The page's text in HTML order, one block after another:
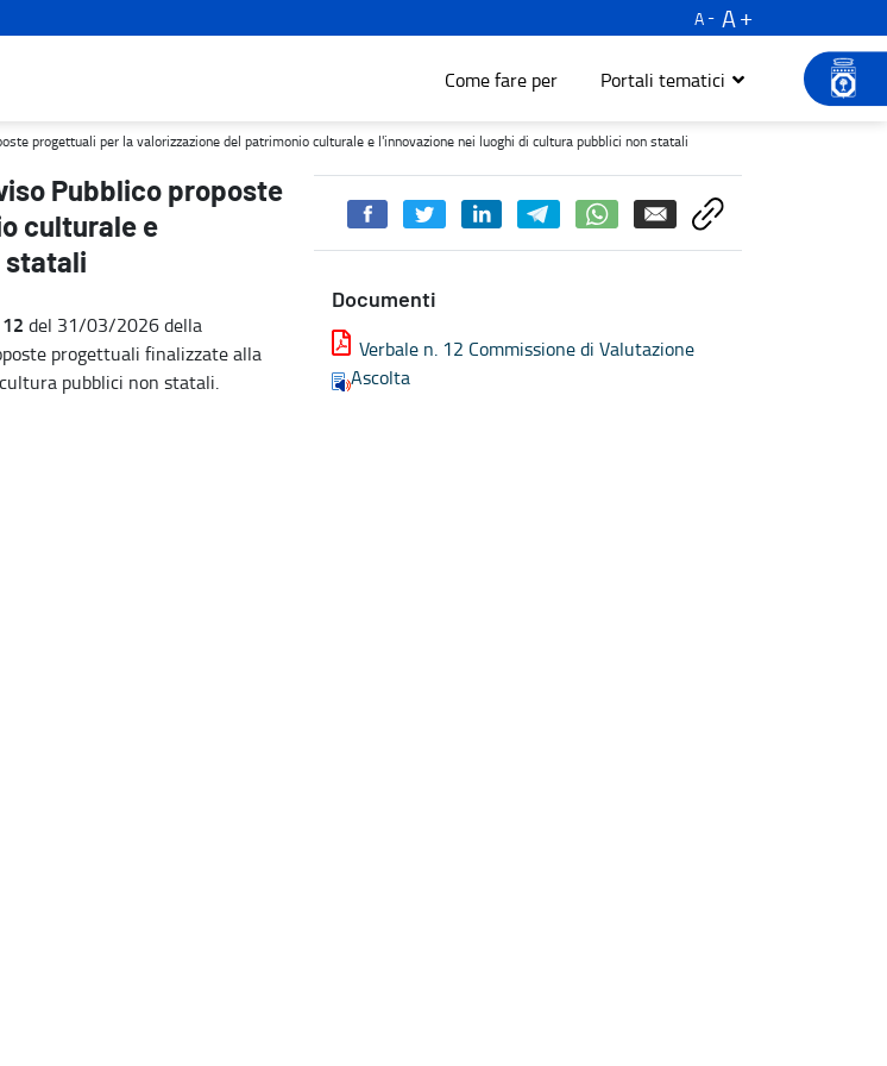
A
A
Come fare per Portali tematici
del patrimonio culturale e l'innovazione nei luoghi di cultura pubblici non statali - Turismo e
progettuali per la valorizzazione del patrimonio culturale e l'innovazione nei luoghi di cultura pubblici non statali
Pubblico proposte
culturale e
statali
del 31/03/2026 della
progettuali finalizzate alla
pubblici non statali.
Documenti
Verbale n. 12 Commissione di Valutazione
Ascolta